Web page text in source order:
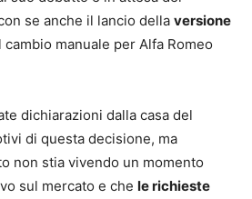
se anche il lancio della versione
cambio manuale per Alfa Romeo
dichiarazioni dalla casa del
di questa decisione, ma
non stia vivendo un momento
sul mercato e che le richieste